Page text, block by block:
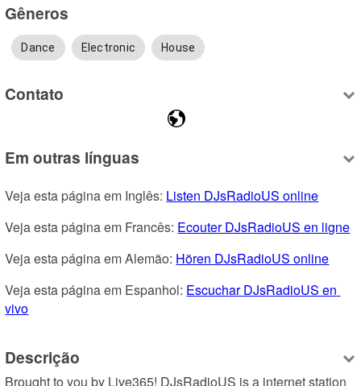
Gêneros
Dance Electronic House
Contato
Em outras línguas
Veja esta página em Inglês: Listen DJsRadioUS online
Veja esta página em Francês: Ecouter DJsRadioUS en ligne
Veja esta página em Alemão: Hören DJsRadioUS online
Veja esta página em Espanhol: Escuchar DJsRadioUS en
vivo
Descrição
Brought to you by Live365! DJsRadioUS is a internet station